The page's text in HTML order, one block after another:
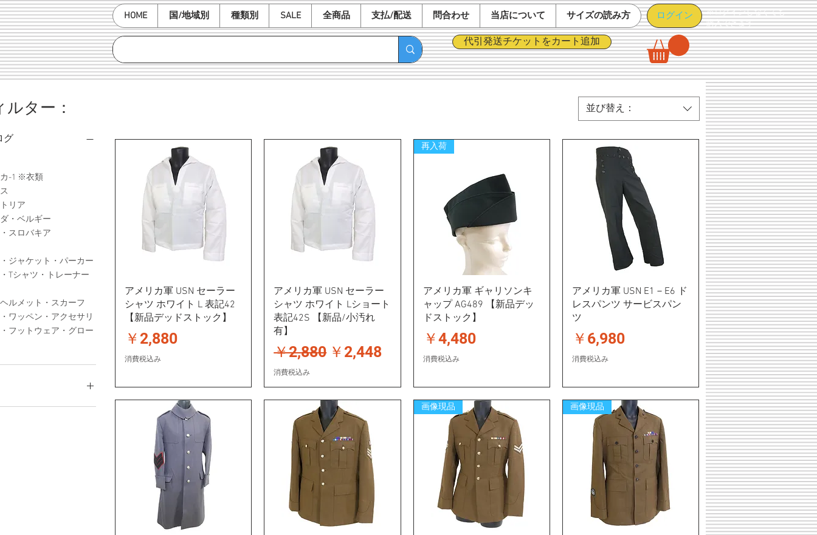
HOME 国/地域別 種類別 SALE 全商品 支払/配送 問合わせ 当店について サイズの読み方
代引発送チケットをカート追加
ログイン
※ログインしなくても
購入できます
ルター：
グ
-1 ※衣類
リア
・ベルギー
スロバキア
ジャケット・パーカー
Tシャツ・トレーナー
ルメット・スカーフ
ワッペン・アクセサリ
フットウェア・グロー
並び替え：
アメリカ軍 USN セーラー
シャツ ホワイト L 表記42
【新品デッドストック】
価格
￥2,880
消費税込み
アメリカ軍 USN セーラー
シャツ ホワイト Lショート
表記42S 【新品/小汚れ
有】
通常価格
￥2,880 セール価格
￥2,448
消費税込み
再入荷
アメリカ軍 ギャリソンキ
ャップ AG489 【新品デッ
ドストック】
価格
￥4,480
消費税込み
アメリカ軍 USN E1－E6 ド
レスパンツ サービスパン
ツ
価格
￥6,980
消費税込み
画像現品 画像現品